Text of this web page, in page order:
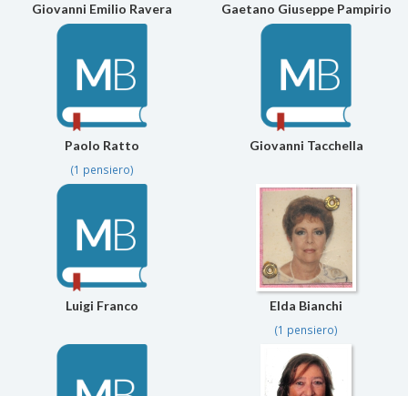
Giovanni Emilio Ravera Gaetano Giuseppe Pampirio
Paolo Ratto
(1 pensiero)
Giovanni Tacchella
Luigi Franco
Elda Bianchi
(1 pensiero)